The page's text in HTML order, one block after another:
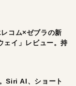
コム×ゼブラの新
ェイ」レビュー。持
Siri AI、ショート